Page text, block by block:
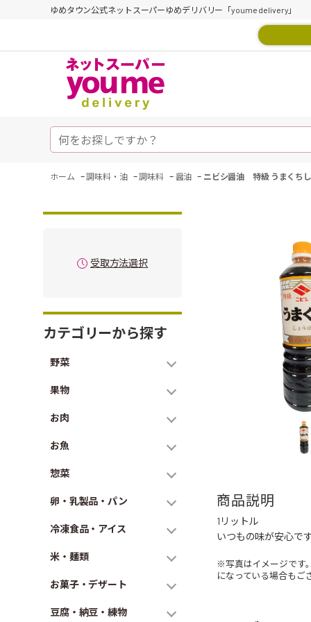
ゆめタウン公式ネットスーパーゆめデリバリー「youme delivery」
ホーム -調味料・油 -調味料 - 醤油 - ニビシ醤油 特級 うまくち
受取方法選択
カテゴリーから探す
野菜
果物
お肉
お魚
惣菜
卵・乳製品・パン
冷凍食品・アイス
米・麺類
お菓子・デザート
豆腐・納豆・練物
商品説明
1リットル
いつもの味が安心で
※写真はイメージです
になっている場合もご